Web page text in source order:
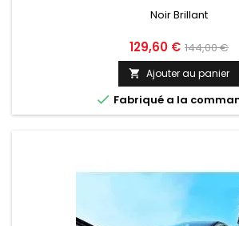
Noir Brillant
Prix
129,60 € Prix
base
144,00 €
 Ajouter au panier
 Fabriqué a la